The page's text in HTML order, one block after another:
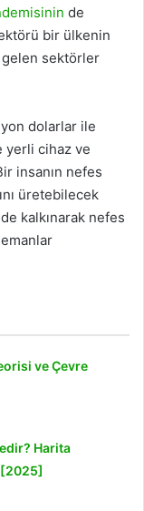
de
bir ülkenin
gelen sektörler
dolarlar ile
yerli cihaz ve
insanın nefes
üretebilecek
kalkınarak nefes
ve Çevre
Harita
[2025]